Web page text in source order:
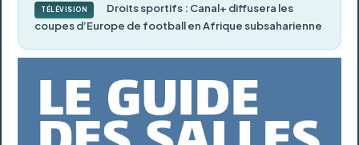
TÉLÉVISION
Droits sportifs : Canal+ diffusera les
coupes d’Europe de football en Afrique subsaharienne